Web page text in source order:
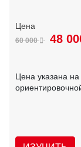
60 000 48
Цена указана